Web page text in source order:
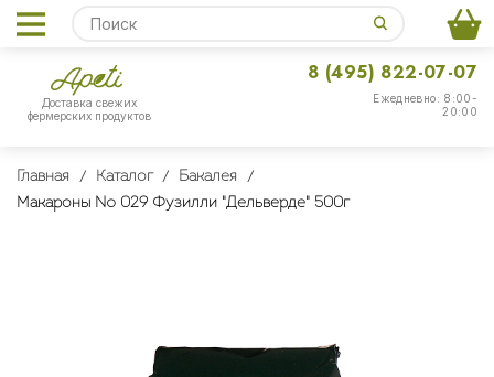
Доставка свежих
фермерских продуктов
Ежедневно: 8:00-
20:00
8 (495) 822-07-07
Главная Каталог
Бакалея
Макароны № 029 Фузилли "Дельверде" 500г